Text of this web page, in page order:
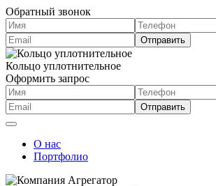
Обратный звонок
Кольцо уплотнительное
Оформить запрос
О нас
Портфолио